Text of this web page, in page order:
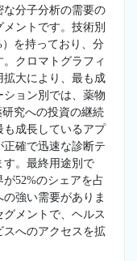
分子分析の需要の
ントです。技術別
を持っており、分
クロマトグラフィ
拡大により、最も成
ョン別では、薬物
究への投資の継続
も成長しているアプ
正確で迅速な診断テ
す。最終用途別で
52%のシェアを占
強い需要がありま
メントで、ヘルス
へのアクセスを拡